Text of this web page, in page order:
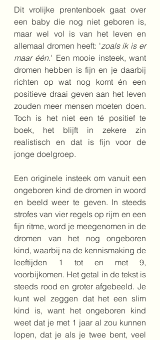
Dit vrolijke prentenboek gaat over
een baby die nog niet geboren is,
maar wel vol is van het leven en
allemaal dromen heeft: 'zoals ik is er
maar één.' Een mooie insteek, want
dromen hebben is fijn en je daarbij
richten op wat nog komt én een
positieve draai geven aan het leven
zouden meer mensen moeten doen.
Toch is het niet een té positief te
boek, het blijft in zekere zin
realistisch en dat is fijn voor de
jonge doelgroep.
Een originele insteek om vanuit een
ongeboren kind de dromen in woord
en beeld weer te geven. In steeds
strofes van vier regels op rijm en een
fijn ritme, word je meegenomen in de
dromen van het nog ongeboren
kind, waarbij na de kennismaking de
leeftijden 1 tot en met 9,
voorbijkomen. Het getal in de tekst is
steeds rood en groter afgebeeld. Je
kunt wel zeggen dat het een slim
kind is, want het ongeboren kind
weet dat je met 1 jaar al zou kunnen
lopen, dat je als je twee bent, veel